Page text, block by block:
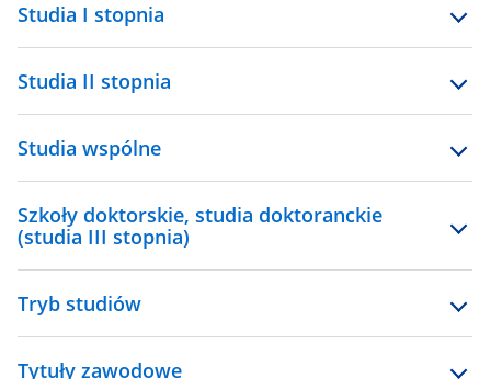
Studia I stopnia
Studia II stopnia
Studia wspólne
Szkoły doktorskie, studia doktoranckie
(studia III stopnia)
Tryb studiów
Tytuły zawodowe